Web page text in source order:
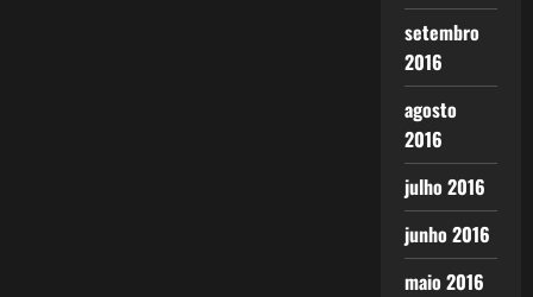
setembro
2016
agosto
2016
julho 2016
junho 2016
maio 2016